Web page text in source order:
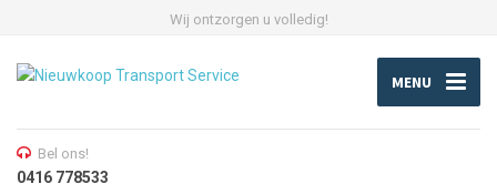
Wij ontzorgen u volledig!
MENU
Bel ons!
0416 778533